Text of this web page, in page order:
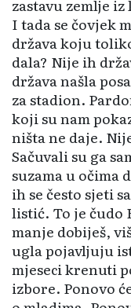
zastavu zemlje
I tada se čovjek
država koju
dala? Nije ih
država našla
za stadion.
koji su nam
ništa ne daje.
Sačuvali su ga
suzama u očima
ih se često sjeti
listić. To je čudo
manje dobiješ,
ugla pojavljuju
mjeseci krenuti
izbore. Ponovo